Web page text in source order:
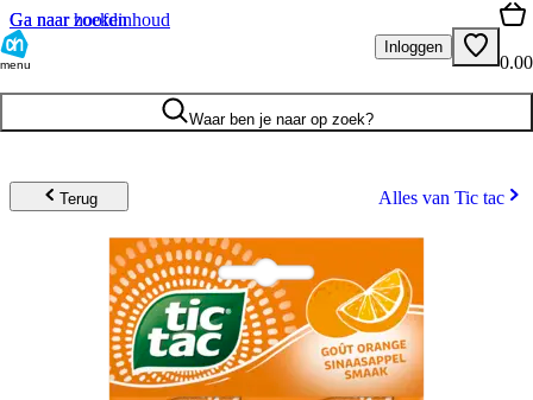
Ga naar hoofdinhoud
Ga naar zoeken
menu
Inloggen
0.00
Waar ben je naar op zoek?
Terug Alles van Tic tac